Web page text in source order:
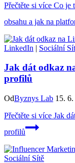
Přečtěte si více Co je
obsahu a jak na
LinkedIn | Sociální
Jak dát odkaz
profilů
OdByznys Lab 15.
Přečtěte si více Jak
profilů
Sociální Sítě